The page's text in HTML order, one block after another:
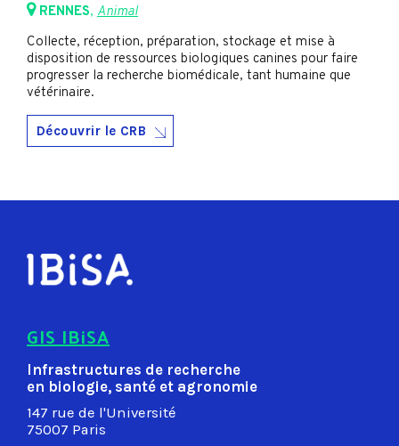
RENNES, Animal
Collecte, réception, préparation, stockage et mise à
disposition de ressources biologiques canines pour faire
progresser la recherche biomédicale, tant humaine que
vétérinaire.
Découvrir le CRB
GIS IBiSA
Infrastructures de recherche
en biologie, santé et agronomie
147 rue de l'Université
75007 Paris